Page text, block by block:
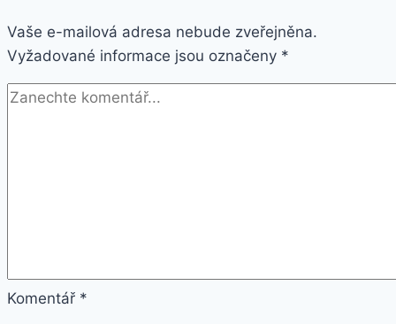
Vaše e-mailová adresa nebude zveřejněna.
Vyžadované informace jsou označeny *
Komentář *